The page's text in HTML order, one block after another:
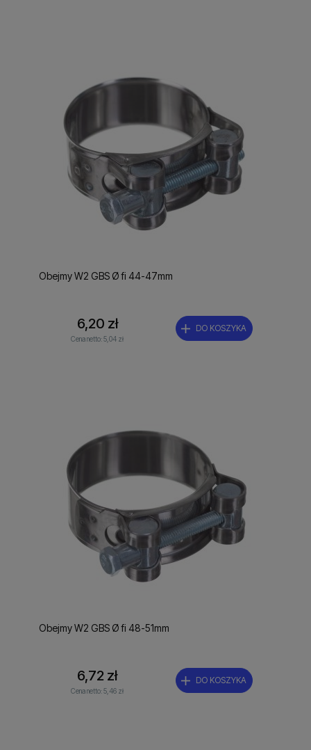
Obejmy W2 GBS Ø fi 44-47mm
6,20 zł
Cena netto:5,04 zł
DO KOSZYKA
Obejmy W2 GBS Ø fi 48-51mm
6,72 zł
Cena netto:5,46 zł
DO KOSZYKA